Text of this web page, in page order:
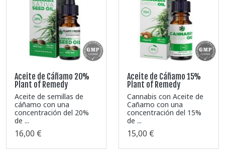
Aceite de Cáñamo 20%
Plant of Remedy
Aceite de semillas de
cáñamo con una
concentración del 20%
de ...
16,00 €
Aceite de Cáñamo 15%
Plant of Remedy
Cannabis con Aceite de
Cañamo con una
concentración del 15%
de ...
15,00 €